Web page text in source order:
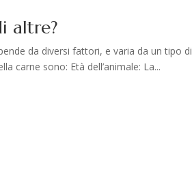
altre?
da diversi fattori, e varia da un tipo di
carne sono: Età dell’animale: La...